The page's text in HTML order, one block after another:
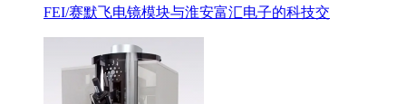
FEI/赛默飞电镜模块与淮安富汇电子的科技交